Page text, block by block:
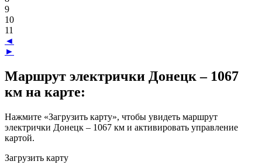
9
10
11
◄
►
Маршрут электрички Донецк – 1067
км на карте:
Нажмите «Загрузить карту», чтобы увидеть маршрут
электрички Донецк – 1067 км и активировать управление
картой.
Загрузить карту